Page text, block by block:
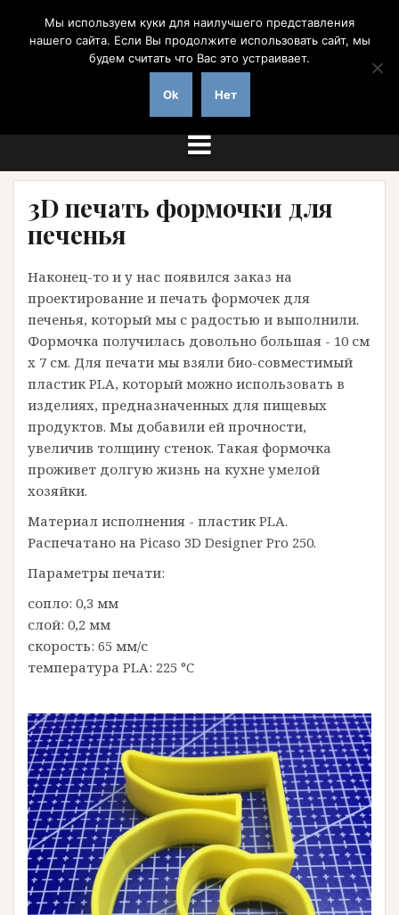
содержимому
на заказ с доставкой по России
3D печать формочки для
печенья
Наконец-то и у нас появился заказ на
проектирование и печать формочек для
печенья, который мы с радостью и выполнили.
Формочка получилась довольно большая - 10 см
х 7 см. Для печати мы взяли био-совместимый
пластик PLA, который можно использовать в
изделиях, предназначенных для пищевых
продуктов. Мы добавили ей прочности,
увеличив толщину стенок. Такая формочка
проживет долгую жизнь на кухне умелой
хозяйки.
Материал исполнения - пластик PLA.
Распечатано на Picaso 3D Designer Pro 250.
Параметры печати:
сопло: 0,3 мм
слой: 0,2 мм
скорость: 65 мм/с
температура PLA: 225 °C
Мы используем куки для наилучшего представления
нашего сайта. Если Вы продолжите использовать сайт, мы
будем считать что Вас это устраивает.
Ok Нет